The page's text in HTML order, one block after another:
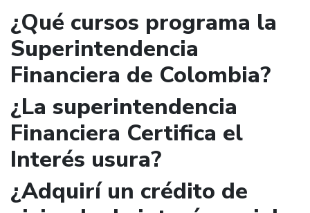
¿Qué cursos programa la
Superintendencia
Financiera de Colombia?
¿La superintendencia
Financiera Certifica el
Interés usura?
¿Adquirí un crédito de